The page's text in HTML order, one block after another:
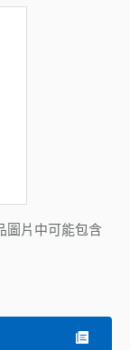
圖片中可能包含